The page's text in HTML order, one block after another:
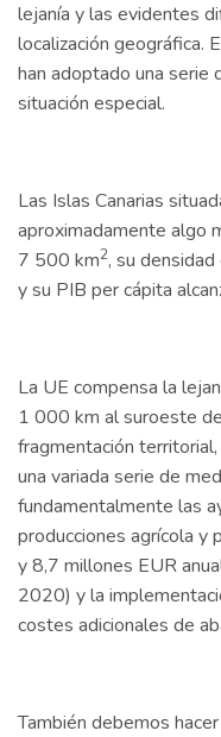
lejanía y las evidentes
localización geográfica.
han adoptado una serie
situación especial.
Las Islas Canarias
aproximadamente algo
7 500 km2, su
y su PIB per cápita
La UE compensa la
1 000 km al suroeste
fragmentación
una variada serie de
fundamentalmente las
producciones agrícola y
y 8,7 millones EUR
2020) y la
costes adicionales de
También debemos